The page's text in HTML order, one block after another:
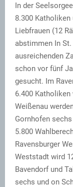
In der
8.300 Katholiken
Liebfrauen (12
abstimmen In
ausreichenden
schon vor fünf
gesucht. Im
6.400
Weißenau
Gornhofen
5.800
Ravensburger
Weststadt wird
Bavendorf und
sechs und on